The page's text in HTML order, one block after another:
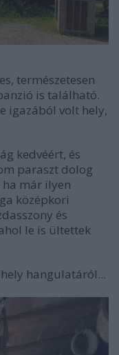
természetesen
is található.
igazából volt hely,
kedvéért, és
paraszt dolog
már ilyen
középkori
és
le is ültettek
hangulatáról...